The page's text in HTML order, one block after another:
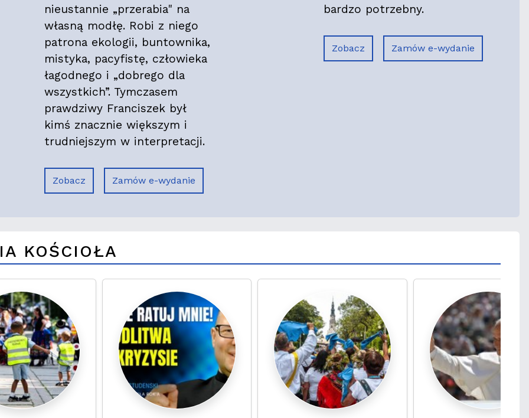
nieustannie „przerabia" na
własną modłę. Robi z niego
patrona ekologii, buntownika,
mistyka, pacyfistę, człowieka
łagodnego i „dobrego dla
wszystkich”. Tymczasem
prawdziwy Franciszek był
kimś znacznie większym i
trudniejszym w interpretacji.
Zobacz Zamów e-wydanie
bardzo potrzebny.
Zobacz Zamów e-wydanie
KOŚCIOŁA